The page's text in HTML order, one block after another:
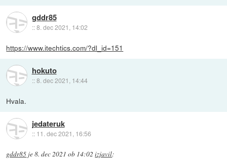
gddr85
::8. dec 2021, 14:02
https://www.itechtics.com/?dl_id=151
hokuto
::8. dec 2021, 14:44
Hvala.
jedateruk
:: 11. dec 2021, 16:56
gddr85 je8. dec 2021 ob 14:02 izjavil: